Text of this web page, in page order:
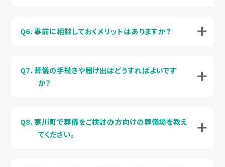
Q6．事前に相談しておくメリットはありますか？
Q7．葬儀の手続きや届け出はどうすればよいです
か？
Q8．寒川町で葬儀をご検討の方向けの葬儀場を教え
てください。